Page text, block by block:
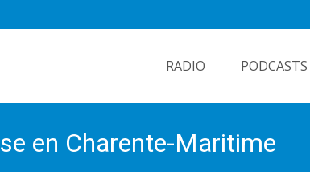
RADIO PODCASTS
en Charente-Maritime